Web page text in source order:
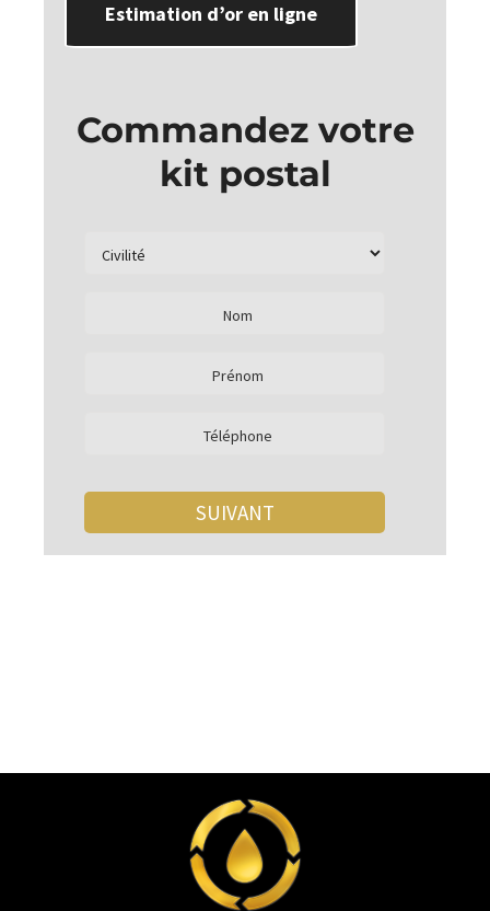
Estimation d’or en ligne
Commandez votre
kit postal